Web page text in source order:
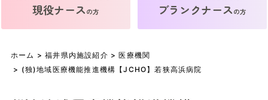
現役ナースの方 ブランクナースの方
ホーム >福井県内施設紹介 >医療機関
> (独)地域医療機能推進機構【JCHO】若狭高浜病院